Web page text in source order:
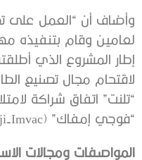
وأضاف أن “العمل على
لعامين وقام بتنفيذه
لاقتحام مجال تصنيع
“تلنت” اتفاق شراكة
“فوجي إمفاك” (Fuji-Imvac) اليابانية.
المواصفات ومجالات